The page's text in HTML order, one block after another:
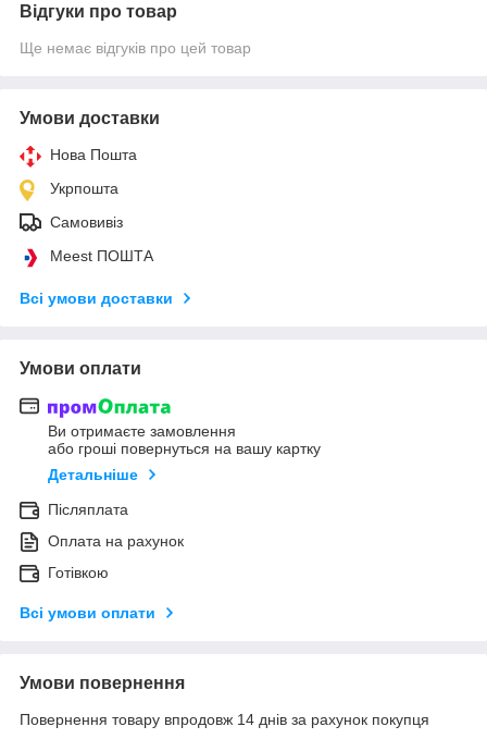
Відгуки про товар
Ще немає відгуків про цей товар
Умови доставки
Нова Пошта
Укрпошта
Самовивіз
Meest ПОШТА
Всі умови доставки
Умови оплати
Ви отримаєте замовлення
або гроші повернуться на вашу картку
Детальніше
Післяплата
Оплата на рахунок
Готівкою
Всі умови оплати
Умови повернення
Повернення товару впродовж 14 днів за рахунок покупця